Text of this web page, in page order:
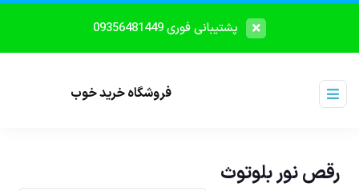
پشتیبانی فوری 09356481449
فروشگاه خرید خوب
رقص نور بلوتوث